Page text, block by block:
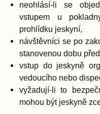
neohlásí-li se
vstupem u
prohlídku jeskyní,
návštěvníci se po
stanovenou dobu
vstup do jeskyně
vedoucího nebo
vyžadují-li to
mohou být jeskyně